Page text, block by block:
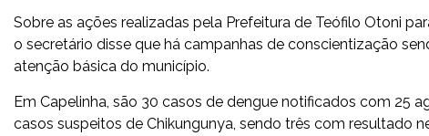
Sobre as ações realizadas pela Prefeitura de Teófilo Otoni
o secretário disse que há campanhas de conscientização
atenção básica do município.
Em Capelinha, são 30 casos de dengue notificados com 25
casos suspeitos de Chikungunya, sendo três com resultado